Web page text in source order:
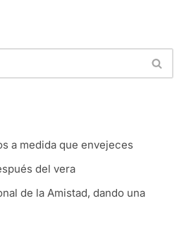
a medida que envejeces
del vera
de la Amistad, dando una